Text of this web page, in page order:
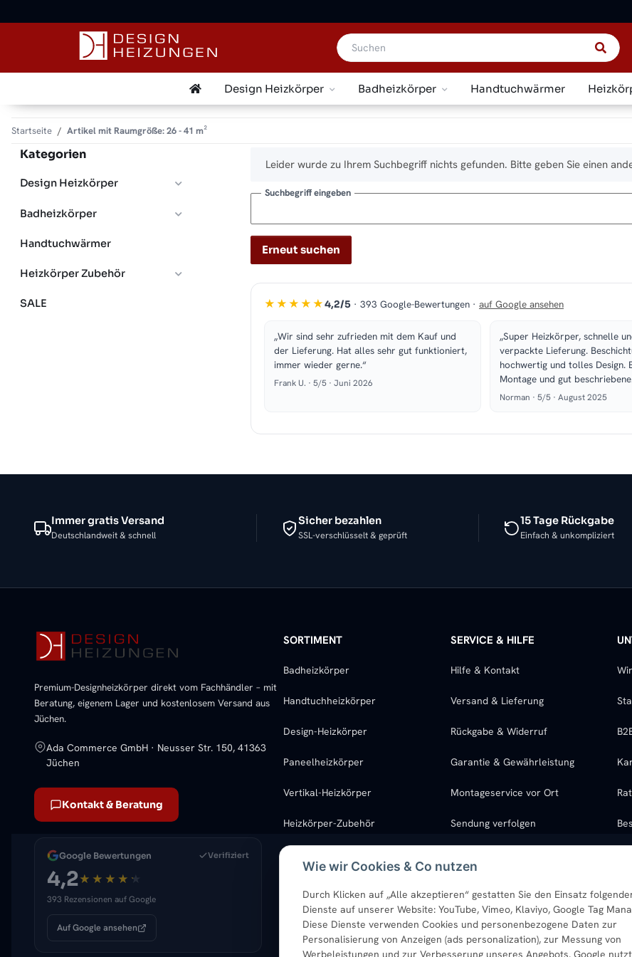
Wie wir Cookies & Co nutzen
Durch Klicken auf „Alle akzeptieren“ gestatten Sie den Einsatz
Dienste auf unserer Website: YouTube, Vimeo, Klaviyo, Google Tag
Diese Dienste verwenden Cookies und personenbezogene Daten zur
Personalisierung von Anzeigen (ads personalization), zur Messung von
Werbeleistungen und zur Verbesserung unseres Angebots. Google nutzt
Design Heizkörper Badheizkörper Handtuchwärmer
Startseite Artikel mit Raumgröße: 26 - 41 m²
x
Leider wurde zu Ihrem Suchbegriff nichts gefunden. Bitte geben Sie einen
Suchbegriff eingeben
Erneut suchen
★★★★★4,2/5 · 393 Google-Bewertungen · auf Google ansehen
„Wir sind sehr zufrieden mit dem Kauf und
der Lieferung. Hat alles sehr gut funktioniert,
immer wieder gerne.“
Frank U. · 5/5 · Juni 2026
„Super Heizkörper, schnelle
verpackte Lieferung.
hochwertig und tolles Design.
Montage und gut
Norman · 5/5 · August 2025
Kategorien
Design Heizkörper
Badheizkörper
Handtuchwärmer
Heizkörper Zubehör
SALE
Immer gratis Versand
Deutschlandweit & schnell
Sicher bezahlen
SSL-verschlüsselt & geprüft
15 Tage Rückgabe
Einfach & unkompliziert
Premium-Designheizkörper direkt vom Fachhändler – mit
Beratung, eigenem Lager und kostenlosem Versand aus
Jüchen.
Ada Commerce GmbH · Neusser Str. 150, 41363
Jüchen
Kontakt & Beratung
Google Bewertungen Verifiziert
4,2
393 Rezensionen auf Google
Auf Google ansehen
SORTIMENT
Badheizkörper
Handtuchheizkörper
Design-Heizkörper
Paneelheizkörper
Vertikal-Heizkörper
Heizkörper-Zubehör
SERVICE & HILFE
Hilfe & Kontakt
Versand & Lieferung
Rückgabe & Widerruf
Garantie & Gewährleistung
Montageservice vor Ort
Sendung verfolgen